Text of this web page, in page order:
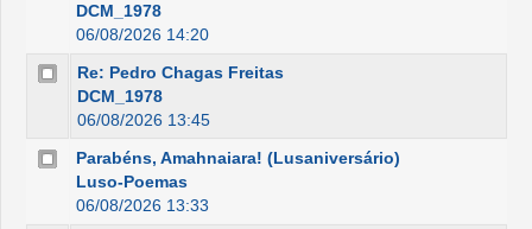
DCM_1978
06/08/2026 14:20
Re: Pedro Chagas Freitas
DCM_1978
06/08/2026 13:45
Parabéns, Amahnaiara! (Lusaniversário)
Luso-Poemas
06/08/2026 13:33